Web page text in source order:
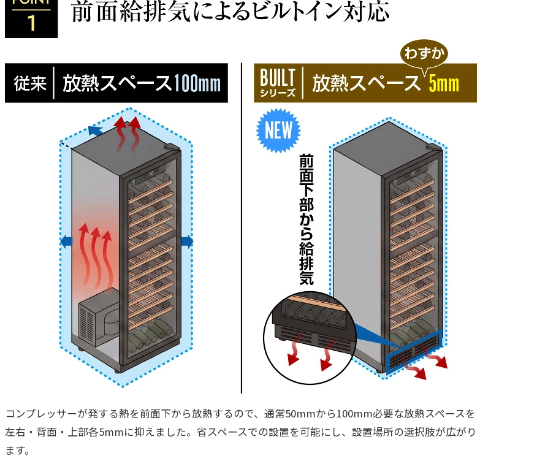
コンプレッサーが発する熱を前面下から放熱するので、通常50mmから100mm必要な放熱スペースを
左右・背面・上部各5mmに抑えました。省スペースでの設置を可能にし、設置場所の選択肢が広がり
ます。